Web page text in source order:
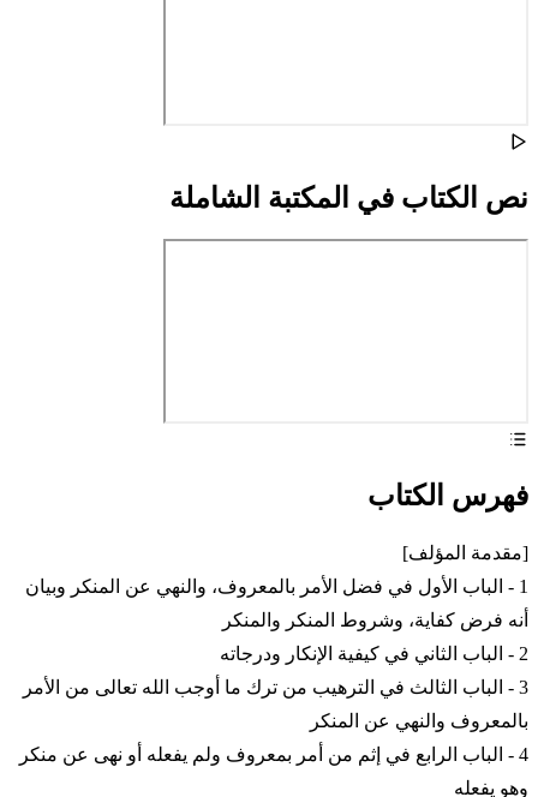
نص الكتاب في المكتبة الشاملة
فهرس الكتاب
[مقدمة المؤلف]
1 - الباب الأول في فضل الأمر بالمعروف، والنهي عن المنكر وبيان
أنه فرض كفاية، وشروط المنكر والمنكر
2 - الباب الثاني في كيفية الإنكار ودرجاته
3 - الباب الثالث في الترهيب من ترك ما أوجب الله تعالى من الأمر
بالمعروف والنهي عن المنكر
4 - الباب الرابع في إثم من أمر بمعروف ولم يفعله أو نهى عن منكر
وهو يفعله